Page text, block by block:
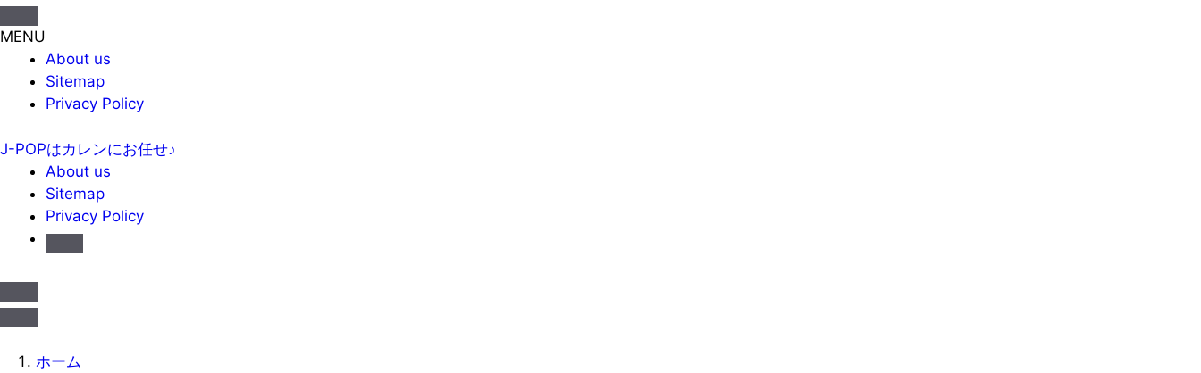
MENU
About us
Sitemap
Privacy Policy
J-POPはカレンにお任せ♪
About us
Sitemap
Privacy Policy
ホーム